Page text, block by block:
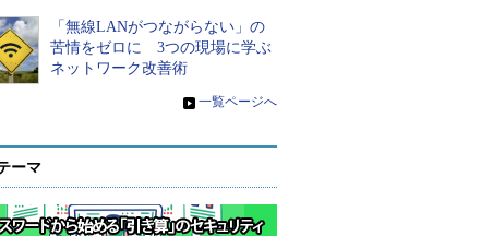
「無線LANがつながらない」の
苦情をゼロに 3つの現場に学ぶ
ネットワーク改善術
» 一覧ページへ
ーマ